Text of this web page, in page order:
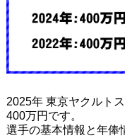
2025年 東京ヤクルト
400万円です。
選手の基本情報と年俸